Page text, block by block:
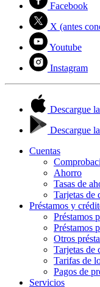
Facebook
X (antes
Youtube
Instagram
Descargue
Descargue
Cuentas
Ahorro
Tasas de
Tarjetas de
Préstamos y
Préstamos
Préstamos
Otros
Tarjetas de
Tarifas de
Pagos de
Servicios